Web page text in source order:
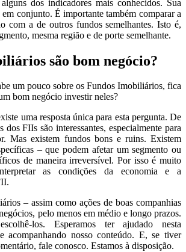
dos indicadores mais conhecidos. Sua
em conjunto. É importante também comparar a
com a de outros fundos semelhantes. Isto é,
mesma região e de porte semelhante.
são bom negócio?
um pouco sobre os Fundos Imobiliários, fica
bom negócio investir neles?
uma resposta única para esta pergunta. De
dos FIIs são interessantes, especialmente para
Mas existem fundos bons e ruins. Existem
– que podem afetar um segmento ou
de maneira irreversível. Por isso é muito
as condições da economia e a
– assim como ações de boas companhias
pelo menos em médio e longo prazos.
los. Esperamos ter ajudado nesta
acompanhando nosso conteúdo. E, se tiver
fale conosco. Estamos à disposição.